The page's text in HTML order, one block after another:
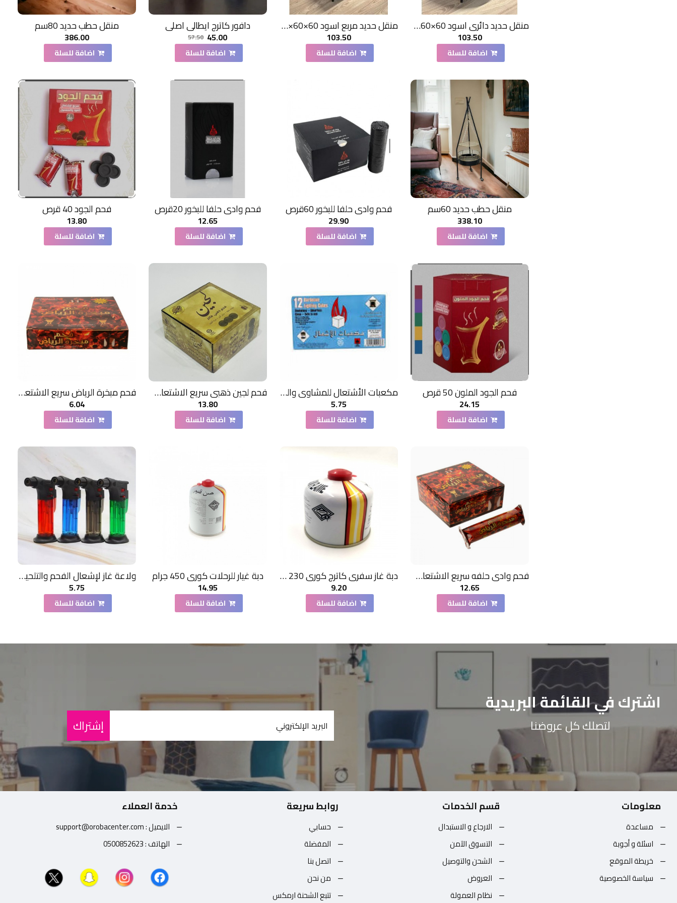
منقل حديد دائري اسود 60×60×60سم
103.50
اضافة للسلة
منقل حديد مربع اسود 60×60×60سم
103.50
اضافة للسلة
دافور كاترج ايطالي اصلي
45.00
57.50
اضافة للسلة
منقل حطب حديد 80سم
386.00
اضافة للسلة
منقل حطب حديد 60سم
338.10
اضافة للسلة
فحم وادي حلفا للبخور 60قرص
29.90
اضافة للسلة
فحم وادي حلفا للبخور 20قرص
12.65
اضافة للسلة
فحم الجود 40 قرص
13.80
اضافة للسلة
فحم الجود الملون 50 قرص
24.15
اضافة للسلة
مكعبات الأشتعال للمشاوي والمدافئ-12قطعة - مكعبات اشعال للشوايات والسخانات بدون دخان
5.75
اضافة للسلة
فحم لجين ذهبي سريع الاشتعال 80 قطعة
13.80
اضافة للسلة
فحم مبخرة الرياض سريع الاشتعال 40 قطعة
6.04
اضافة للسلة
فحم وادي حلفه سريع الاشتعال عديم الدخان والرائحه 80 حبة
12.65
اضافة للسلة
دبة غاز سفري كاترج كوري 230 جرام
9.20
اضافة للسلة
دبة غيار للرحلات كوري 450 جرام
14.95
اضافة للسلة
ولاعة غاز لإشعال الفحم والتلحيم - متعدد الالوان
5.75
اضافة للسلة
اشترك في القائمة البريدية
لتصلك كل عروضنا إشتراك
معلومات
مساعدة
اسئلة و أجوبة
خريطة الموقع
سياسة الخصوصية
قسم الخدمات
الارجاع و الاستبدال
التسوق الآمن
الشحن والتوصيل
العروض
نظام العمولة
روابط سريعة
حسابي
المفضلة
اتصل بنا
من نحن
تتبع الشحنة ارمكس
خدمة العملاء
الايميل : support@orobacenter.com
الهاتف : 0500852623